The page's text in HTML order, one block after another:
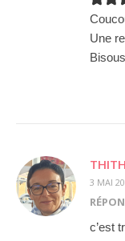
Une
Bisous
3 MAI
c’est